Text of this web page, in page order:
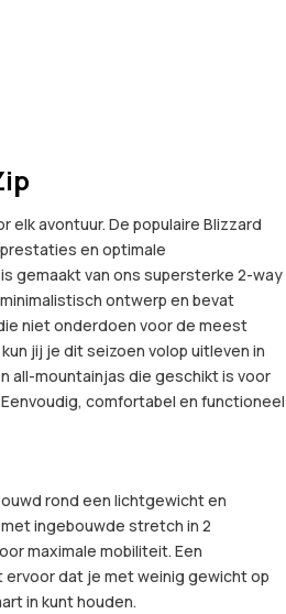
elk avontuur. De populaire Blizzard
en optimale
gemaakt van ons supersterke 2-way
ontwerp en bevat
niet onderdoen voor de meest
jij je dit seizoen volop uitleven in
all-mountainjas die geschikt is voor
comfortabel en functioneel
rond een lichtgewicht en
ingebouwde stretch in 2
maximale mobiliteit. Een
ervoor dat je met weinig gewicht op
in kunt houden.